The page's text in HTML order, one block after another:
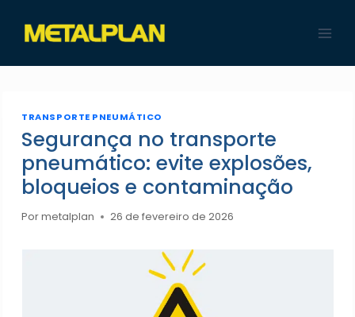
para
Conteúdo
TRANSPORTE PNEUMÁTICO
Segurança no transporte
pneumático: evite explosões,
bloqueios e contaminação
Pormetalplan 26 de fevereiro de 2026